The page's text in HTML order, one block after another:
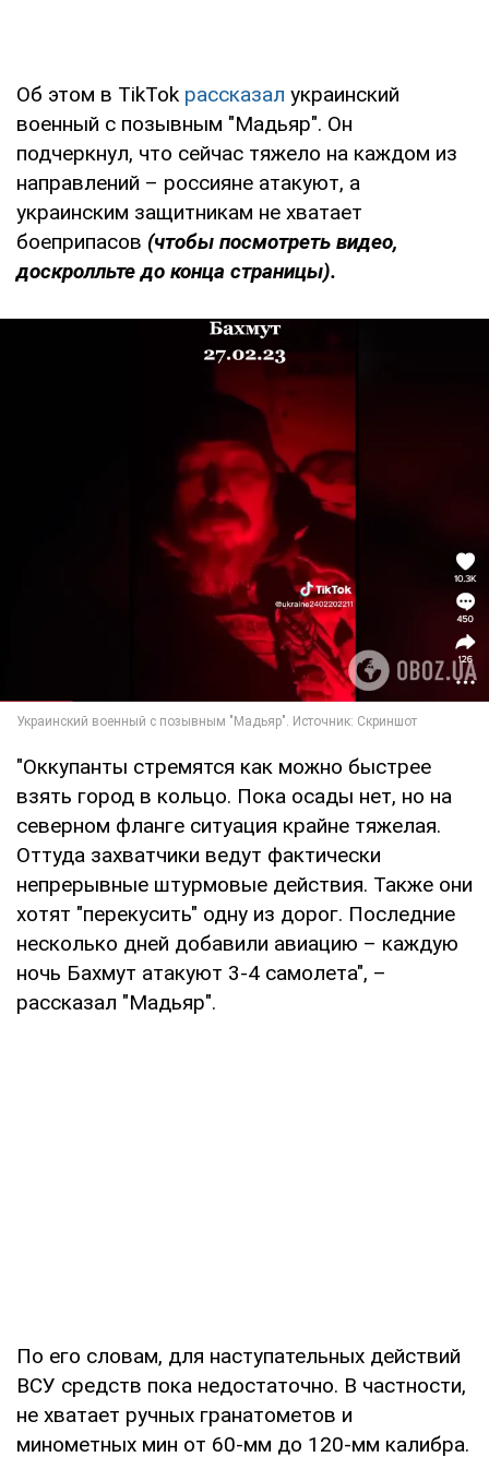
Об этом в TikTok рассказал украинский
военный с позывным "Мадьяр". Он
подчеркнул, что сейчас тяжело на каждом из
направлений – россияне атакуют, а
украинским защитникам не хватает
боеприпасов (чтобы посмотреть видео,
доскролльте до конца страницы).
"Оккупанты стремятся как можно быстрее
взять город в кольцо. Пока осады нет, но на
северном фланге ситуация крайне тяжелая.
Оттуда захватчики ведут фактически
непрерывные штурмовые действия. Также они
хотят "перекусить" одну из дорог. Последние
несколько дней добавили авиацию – каждую
ночь Бахмут атакуют 3-4 самолета", –
рассказал "Мадьяр".
По его словам, для наступательных действий
ВСУ средств пока недостаточно. В частности,
не хватает ручных гранатометов и
минометных мин от 60-мм до 120-мм калибра.